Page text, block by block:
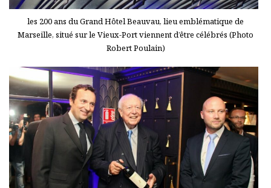
les 200 ans du Grand Hôtel Beauvau, lieu emblématique de
Marseille, situé sur le Vieux-Port viennent d’être célébrés (Photo
Robert Poulain)